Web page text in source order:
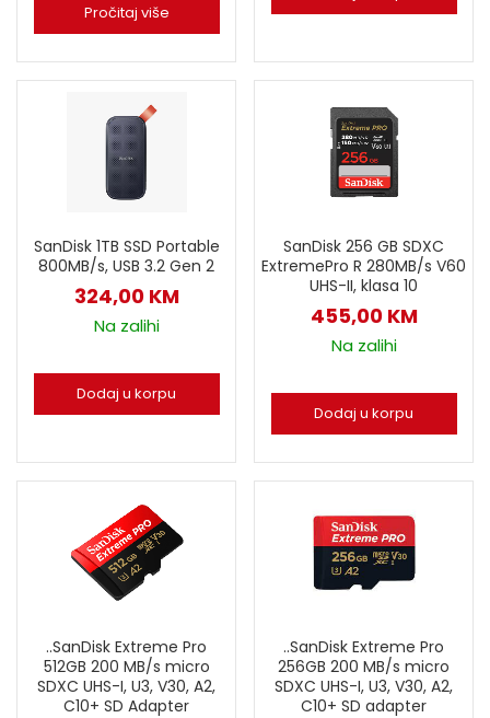
Pročitaj više
SanDisk 1TB SSD Portable
800MB/s, USB 3.2 Gen 2
324,00 KM
Na zalihi
Dodaj u korpu
SanDisk 256 GB SDXC
ExtremePro R 280MB/s V60
UHS-II, klasa 10
455,00 KM
Na zalihi
Dodaj u korpu
..SanDisk Extreme Pro
512GB 200 MB/s micro
SDXC UHS-I, U3, V30, A2,
C10+ SD Adapter
..SanDisk Extreme Pro
256GB 200 MB/s micro
SDXC UHS-I, U3, V30, A2,
C10+ SD adapter